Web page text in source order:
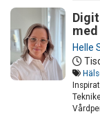
Helle